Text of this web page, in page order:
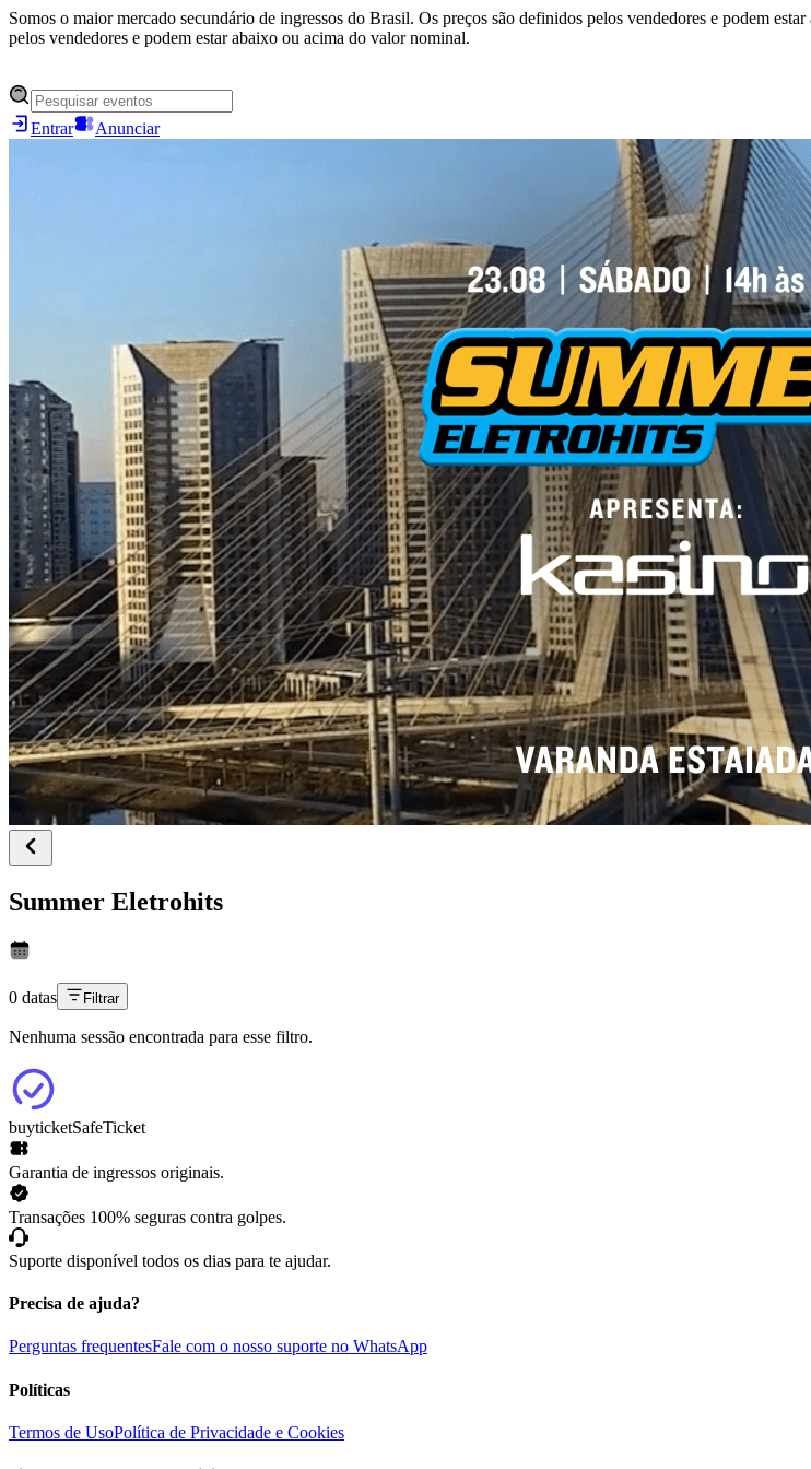
Somos o maior mercado secundário de ingressos do Brasil. Os preços são definidos pelos vendedores e podem
pelos vendedores e podem estar abaixo ou acima do valor nominal.
Entrar Anunciar
Summer Eletrohits
0 datas Filtrar
Nenhuma sessão encontrada para esse filtro.
buyticketSafeTicket
Garantia de ingressos originais.
Transações 100% seguras contra golpes.
Suporte disponível todos os dias para te ajudar.
Precisa de ajuda?
Perguntas frequentesFale com o nosso suporte no WhatsApp
Políticas
Termos de UsoPolítica de Privacidade e Cookies